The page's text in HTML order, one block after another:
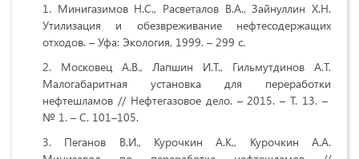
Минигазимов Н.С., Расветалов В.А., Зайнуллин Х.Н.
Утилизация и обезвреживание нефтесодержащих
отходов. – Уфа: Экология, 1999. – 299 с.
Московец А.В., Лапшин И.Т., Гильмутдинов А.Т.
Малогабаритная установка для переработки
нефтешламов // Нефтегазовое дело. – 2015. – Т. 13. –
№ 1. – С. 101–105.
Пеганов В.И., Курочкин А.К., Курочкин A.A.